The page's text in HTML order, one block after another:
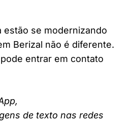
estão se modernizando
Berizal não é diferente.
entrar em contato
de texto nas redes